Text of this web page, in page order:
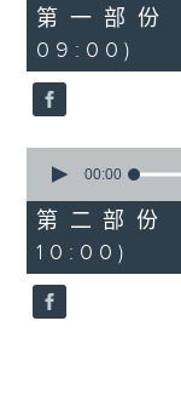
56
minutes,
0
seconds
第一部
09:00)
seconds
56
minutes,
9
seconds
00:00
第二部
10:00)